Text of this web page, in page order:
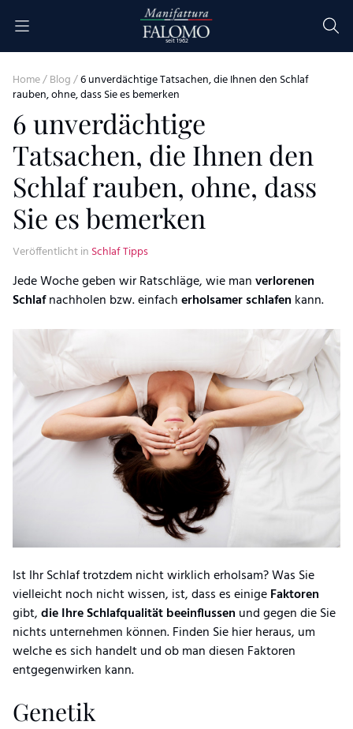
seit 1962
Home/Blog/6 unverdächtige Tatsachen, die Ihnen den Schlaf
rauben, ohne, dass Sie es bemerken
6 unverdächtige
Tatsachen, die Ihnen den
Schlaf rauben, ohne, dass
Sie es bemerken
Veröffentlicht in Schlaf Tipps
Jede Woche geben wir Ratschläge, wie manverlorenen
Schlafnachholen bzw. einfacherholsamer schlafen kann.
Ist Ihr Schlaf trotzdem nicht wirklich erholsam? Was Sie
vielleicht noch nicht wissen, ist, dass es einigeFaktoren
gibt,die Ihre Schlafqualität beeinflussen und gegen die Sie
nichts unternehmen können. Finden Sie hier heraus, um
welche es sich handelt und ob man diesen Faktoren
entgegenwirken kann.
Genetik